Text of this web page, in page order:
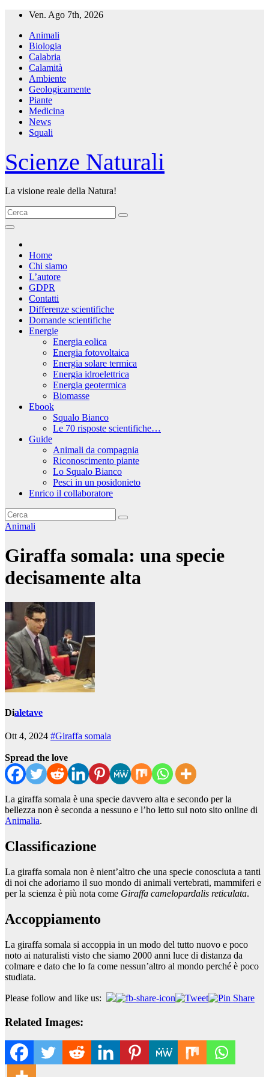
Salta
contenuto
Ven. Ago 7th, 2026
Animali
Biologia
Calabria
Calamità
Ambiente
Geologicamente
Piante
Medicina
News
Squali
Scienze Naturali
La visione reale della Natura!
Home
Chi siamo
L’autore
GDPR
Contatti
Differenze scientifiche
Domande scientifiche
Energie
Energia eolica
Energia fotovoltaica
Energia solare termica
Energia idroelettrica
Energia geotermica
Biomasse
Ebook
Squalo Bianco
Le 70 risposte scientifiche…
Guide
Animali da compagnia
Riconoscimento piante
Lo Squalo Bianco
Pesci in un posidonieto
Enrico il collaboratore
Animali
Giraffa somala: una specie
decisamente alta
Dialetave
Ott 4, 2024 #Giraffa somala
Spread the love
La giraffa somala è una specie davvero alta e secondo per la
bellezza non è seconda a nessuno e l’ho letto sul noto sito online di
Animalia.
Classificazione
La giraffa somala non è nient’altro che una specie conosciuta a tanti
di noi che adoriamo il suo mondo di animali vertebrati, mammiferi e
per la scienza è più nota come Giraffa camelopardalis reticulata.
Accoppiamento
La giraffa somala si accoppia in un modo del tutto nuovo e poco
noto ai naturalisti visto che siamo 2000 anni luce di distanza da
colmare e dato che lo fa come nessun’altro al mondo perché è poco
studiata.
Please follow and like us:
Related Images: